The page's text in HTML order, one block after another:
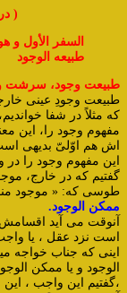
(
السفر الأول و
طبیعه الوجود
طبیعت وجود، سرشت
طبیعت وجودِ عینی
که مثلاً در شفا
مفهوم وجود را، این
اش هم اوّلیّ بدیهی
این مفهوم وجود را در
گفتیم که در خارج،
طوسی که: « موجود
ممکن الوجود.
آنوقت می آید اقسامش
است نزد عقل ، یا
اینی که جناب خواجه
الوجود و یا ممکن
،گفتیم این واجب ،